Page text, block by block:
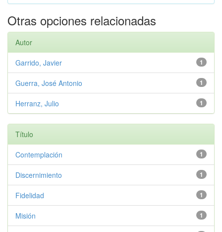
Otras opciones relacionadas
Autor
1
Garrido, Javier
1
Guerra, José Antonio
1
Herranz, Julio
Título
1
Contemplación
1
Discernimiento
1
Fidelidad
1
Misión